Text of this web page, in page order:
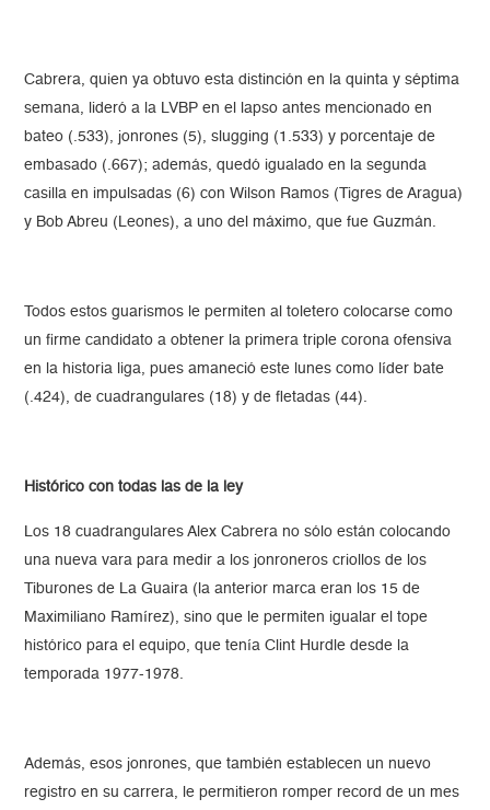
Cabrera, quien ya obtuvo esta distinción en la quinta y séptima
semana, lideró a la LVBP en el lapso antes mencionado en
bateo (.533), jonrones (5), slugging (1.533) y porcentaje de
embasado (.667); además, quedó igualado en la segunda
casilla en impulsadas (6) con Wilson Ramos (Tigres de Aragua)
y Bob Abreu (Leones), a uno del máximo, que fue Guzmán.
Todos estos guarismos le permiten al toletero colocarse como
un firme candidato a obtener la primera triple corona ofensiva
en la historia liga, pues amaneció este lunes como líder bate
(.424), de cuadrangulares (18) y de fletadas (44).
Histórico con todas las de la ley
Los 18 cuadrangulares Alex Cabrera no sólo están colocando
una nueva vara para medir a los jonroneros criollos de los
Tiburones de La Guaira (la anterior marca eran los 15 de
Maximiliano Ramírez), sino que le permiten igualar el tope
histórico para el equipo, que tenía Clint Hurdle desde la
temporada 1977-1978.
Además, esos jonrones, que también establecen un nuevo
registro en su carrera, le permitieron romper record de un mes